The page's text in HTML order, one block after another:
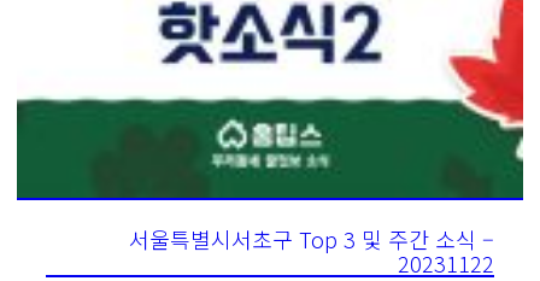
서울특별시서초구 Top 3 및 주간 소식 –
20231122